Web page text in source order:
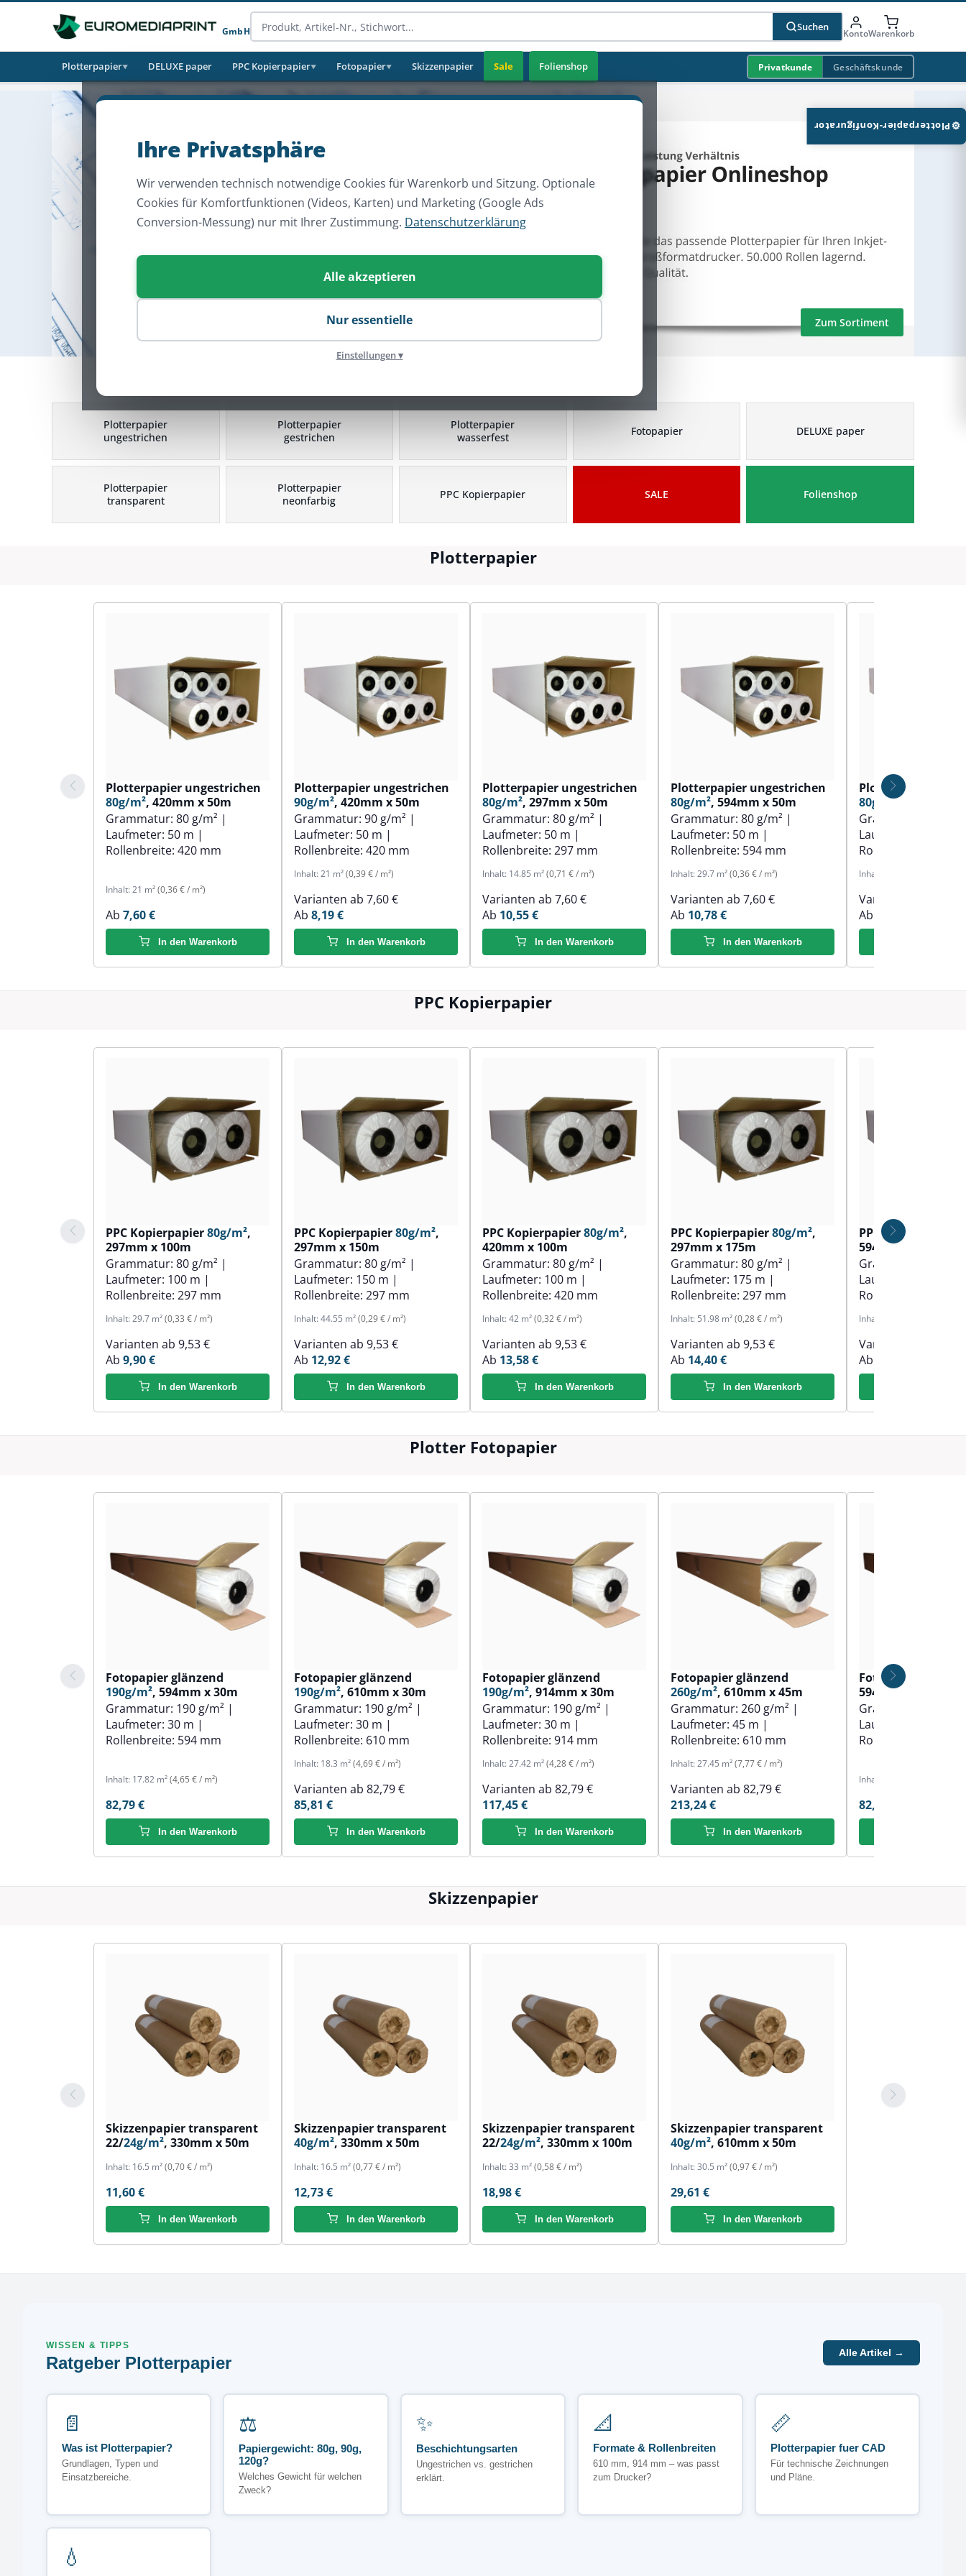
GmbH Suchen
KontoWarenkorb
Plotterpapier▼ DELUXE paper PPC Kopierpapier▼ Fotopapier▼ Skizzenpapier Sale Folienshop Privatkunde Geschäftskunde
Ihre Privatsphäre
Wir verwenden technisch notwendige Cookies für Warenkorb und Sitzung. Optionale
Cookies für Komfortfunktionen (Videos, Karten) und Marketing (Google Ads
Conversion-Messung) nur mit Ihrer Zustimmung. Datenschutzerklärung
Alle akzeptieren
Nur essentielle
Einstellungen ▾
Zum Sortiment
Plotterpapier
ungestrichen
Plotterpapier
gestrichen
Plotterpapier
wasserfest
Fotopapier DELUXE paper
Plotterpapier
transparent
Plotterpapier
neonfarbig
PPC Kopierpapier SALE Folienshop
Plotterpapier
Plotterpapier ungestrichen
80g/m², 420mm x 50m
Grammatur: 80 g/m² |
Laufmeter: 50 m |
Rollenbreite: 420 mm
Inhalt: 21 m²(0,36 € / m²)
Ab 7,60 €
In den Warenkorb
Plotterpapier ungestrichen
90g/m², 420mm x 50m
Grammatur: 90 g/m² |
Laufmeter: 50 m |
Rollenbreite: 420 mm
Inhalt: 21 m²(0,39 € / m²)
Varianten ab 7,60 €
Ab 8,19 €
In den Warenkorb
Plotterpapier ungestrichen
80g/m², 297mm x 50m
Grammatur: 80 g/m² |
Laufmeter: 50 m |
Rollenbreite: 297 mm
Inhalt: 14.85 m²(0,71 € / m²)
Varianten ab 7,60 €
Ab 10,55 €
In den Warenkorb
Plotterpapier ungestrichen
80g/m², 594mm x 50m
Grammatur: 80 g/m² |
Laufmeter: 50 m |
Rollenbreite: 594 mm
Inhalt: 29.7 m²(0,36 € / m²)
Varianten ab 7,60 €
Ab 10,78 €
In den Warenkorb
Plotterpapier
80g/m², 610mm x
Grammatur:
Laufmeter:
Rollenbreite:
Inhalt:
Varianten ab
Ab
PPC Kopierpapier
PPC Kopierpapier80g/m²,
297mm x 100m
Grammatur: 80 g/m² |
Laufmeter: 100 m |
Rollenbreite: 297 mm
Inhalt: 29.7 m²(0,33 € / m²)
Varianten ab 9,53 €
Ab 9,90 €
In den Warenkorb
PPC Kopierpapier80g/m²,
297mm x 150m
Grammatur: 80 g/m² |
Laufmeter: 150 m |
Rollenbreite: 297 mm
Inhalt: 44.55 m²(0,29 € / m²)
Varianten ab 9,53 €
Ab 12,92 €
In den Warenkorb
PPC Kopierpapier80g/m²,
420mm x 100m
Grammatur: 80 g/m² |
Laufmeter: 100 m |
Rollenbreite: 420 mm
Inhalt: 42 m²(0,32 € / m²)
Varianten ab 9,53 €
Ab 13,58 €
In den Warenkorb
PPC Kopierpapier80g/m²,
297mm x 175m
Grammatur: 80 g/m² |
Laufmeter: 175 m |
Rollenbreite: 297 mm
Inhalt: 51.98 m²(0,28 € / m²)
Varianten ab 9,53 €
Ab 14,40 €
In den Warenkorb
PPC Kopierpapier
594mm x 100m
Grammatur:
Laufmeter:
Rollenbreite:
Inhalt:
Varianten ab
Ab
Plotter Fotopapier
Fotopapier glänzend
190g/m², 594mm x 30m
Grammatur: 190 g/m² |
Laufmeter: 30 m |
Rollenbreite: 594 mm
Inhalt: 17.82 m²(4,65 € / m²)
82,79 €
In den Warenkorb
Fotopapier glänzend
190g/m², 610mm x 30m
Grammatur: 190 g/m² |
Laufmeter: 30 m |
Rollenbreite: 610 mm
Inhalt: 18.3 m²(4,69 € / m²)
Varianten ab 82,79 €
85,81 €
In den Warenkorb
Fotopapier glänzend
190g/m², 914mm x 30m
Grammatur: 190 g/m² |
Laufmeter: 30 m |
Rollenbreite: 914 mm
Inhalt: 27.42 m²(4,28 € / m²)
Varianten ab 82,79 €
117,45 €
In den Warenkorb
Fotopapier glänzend
260g/m², 610mm x 45m
Grammatur: 260 g/m² |
Laufmeter: 45 m |
Rollenbreite: 610 mm
Inhalt: 27.45 m²(7,77 € / m²)
Varianten ab 82,79 €
213,24 €
In den Warenkorb
Fotopapier matt
594mm x 30m
Grammatur:
Laufmeter:
Rollenbreite:
Inhalt:
82,79 €
Skizzenpapier
Skizzenpapier transparent
22/24g/m², 330mm x 50m
Inhalt: 16.5 m²(0,70 € / m²)
11,60 €
In den Warenkorb
Skizzenpapier transparent
40g/m², 330mm x 50m
Inhalt: 16.5 m²(0,77 € / m²)
12,73 €
In den Warenkorb
Skizzenpapier transparent
22/24g/m², 330mm x 100m
Inhalt: 33 m²(0,58 € / m²)
18,98 €
In den Warenkorb
Skizzenpapier transparent
40g/m², 610mm x 50m
Inhalt: 30.5 m²(0,97 € / m²)
29,61 €
In den Warenkorb
WISSEN & TIPPS
Ratgeber Plotterpapier
Alle Artikel →
📄
Was ist Plotterpapier?
Grundlagen, Typen und
Einsatzbereiche.
⚖️
Papiergewicht: 80g, 90g,
120g?
Welches Gewicht für welchen
Zweck?
✨
Beschichtungsarten
Ungestrichen vs. gestrichen
erklärt.
📐
Formate & Rollenbreiten
610 mm, 914 mm – was passt
zum Drucker?
📏
Plotterpapier fuer CAD
Für technische Zeichnungen
und Pläne.
💧
⚙
Plotterpapier-Konfigurator